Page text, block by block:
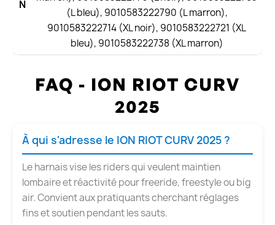
N
(L bleu), 9010583222790 (L marron),
9010583222714 (XL noir), 9010583222721 (XL
bleu), 9010583222738 (XL marron)
FAQ - ION RIOT CURV
2025
À qui s'adresse le ION RIOT CURV 2025 ?
Le harnais vise les riders qui veulent maintien
lombaire et réactivité pour freeride, freestyle ou big
air. Convient aux pratiquants cherchant réglages
fins et soutien pendant les sauts.